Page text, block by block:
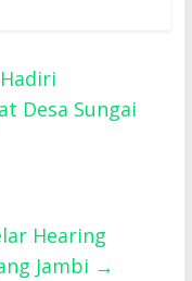
Desa Sungai
Hearing
Jambi →